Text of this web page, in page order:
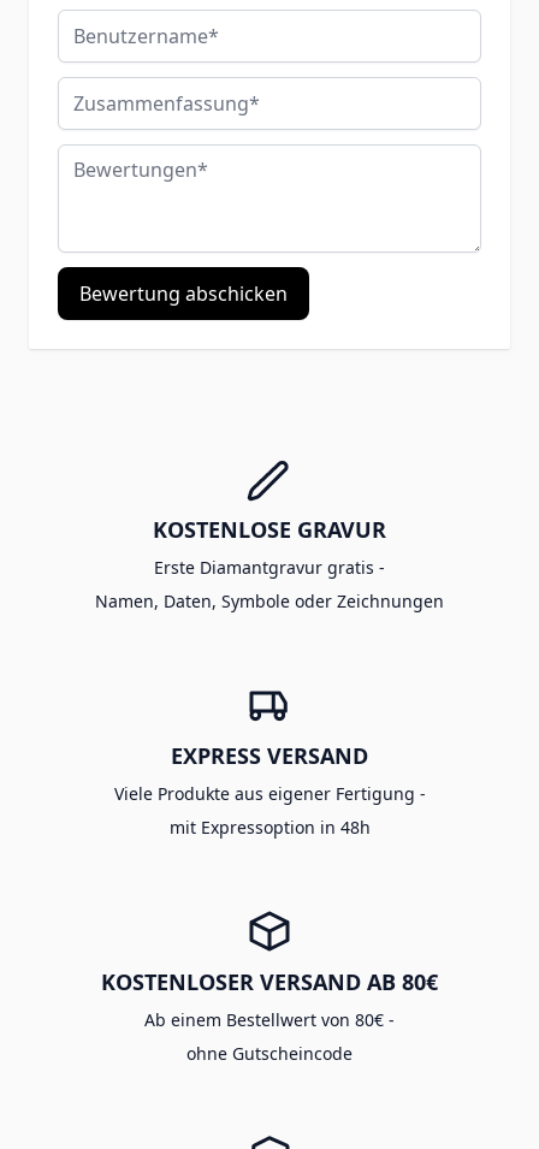
Benutzername
Zusammenfassung
Bewertungen
Bewertung abschicken
KOSTENLOSE GRAVUR
Erste Diamantgravur gratis -
Namen, Daten, Symbole oder Zeichnungen
EXPRESS VERSAND
Viele Produkte aus eigener Fertigung -
mit Expressoption in 48h
KOSTENLOSER VERSAND AB 80€
Ab einem Bestellwert von 80€ -
ohne Gutscheincode